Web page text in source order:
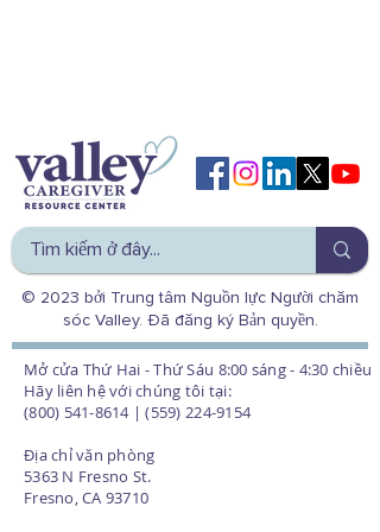
© 2023 bởi Trung tâm Nguồn lực Người chăm
sóc Valley. Đã đăng ký Bản quyền.
Mở cửa Thứ Hai - Thứ Sáu 8:00 sáng - 4:30 chiều
Hãy liên hệ với chúng tôi tại:
(800) 541-8614 | (559) 224-9154
Địa chỉ văn phòng
5363 N Fresno St.
Fresno, CA 93710